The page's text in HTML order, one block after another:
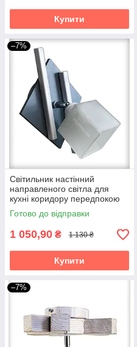
Купити
–7%
Світильник настінний
направленого світла для
кухні коридору передпокою
гардеробної бра Данко/1
біло-сіре
Готово до відправки
1 050,90 ₴ 1 130 ₴
Купити
–7%